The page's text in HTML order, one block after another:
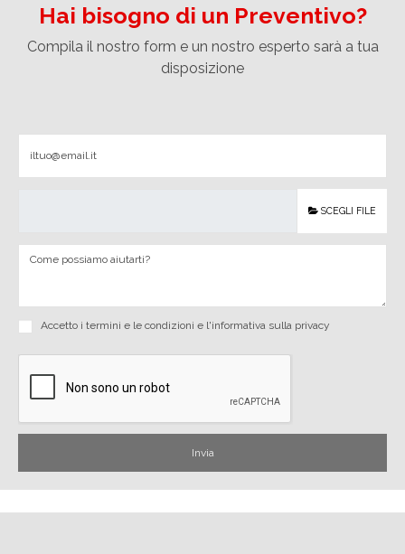
Hai bisogno di un Preventivo?
Compila il nostro form e un nostro esperto sarà a tua
disposizione
SCEGLI FILE
Accetto i termini e le condizioni e l'informativa sulla privacy